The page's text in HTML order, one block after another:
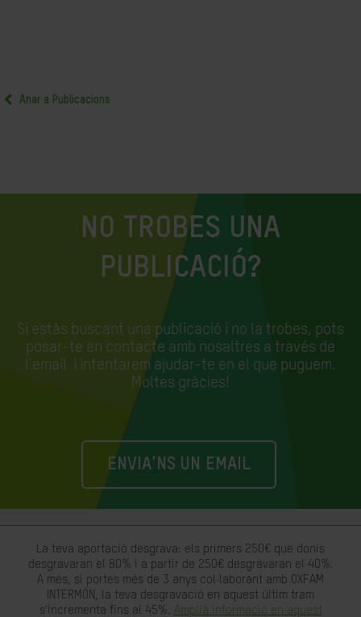
Anar a Publicacions
NO TROBES UNA
PUBLICACIÓ?
Si estàs buscant una publicació i no la trobes, pots
posar-te en contacte amb nosaltres a través de
l'email i intentarem ajudar-te en el que puguem.
Moltes gràcies!
ENVIA'NS UN EMAIL
La teva aportació desgrava: els primers 250€ que donis
desgravaran el 80% i a partir de 250€ desgravaran el 40%.
A més, si portes més de 3 anys col·laborant amb OXFAM
INTERMÓN, la teva desgravació en aquest últim tram
s'incrementa fins al 45%. Amplia informació en aquest